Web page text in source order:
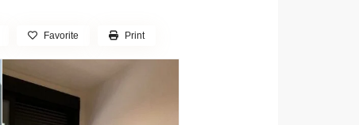
Favorite Print